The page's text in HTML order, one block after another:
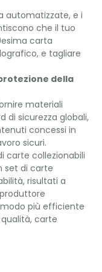
automatizzate, e i
che il tuo
carta
e tagliare
della
materiali
di sicurezza globali,
concessi in
sicuri.
carte collezionabili
set di carte
risultati a
più efficiente
carte